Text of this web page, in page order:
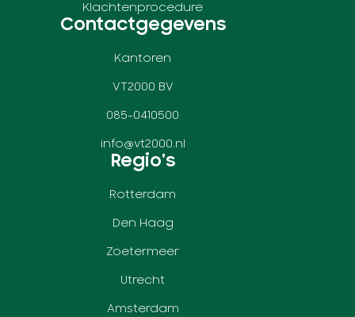
Klachtenprocedure
Contactgegevens
Kantoren
VT2000 BV
085-0410500
info@vt2000.nl
Regio's
Rotterdam
Den Haag
Zoetermeer
Utrecht
Amsterdam